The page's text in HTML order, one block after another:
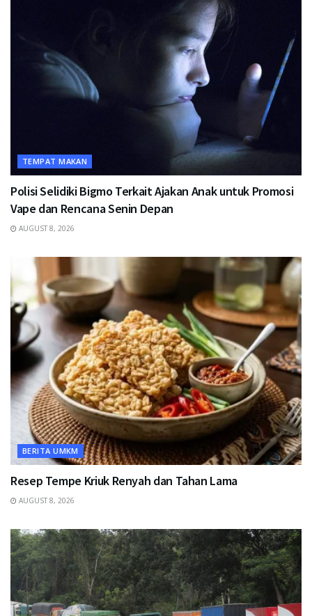
TEMPAT MAKAN
Polisi Selidiki Bigmo Terkait Ajakan Anak untuk Promosi
Vape dan Rencana Senin Depan
AUGUST 8, 2026
BERITA UMKM
Resep Tempe Kriuk Renyah dan Tahan Lama
AUGUST 8, 2026